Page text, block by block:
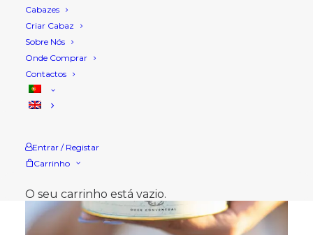
Cabazes
Criar Cabaz
Sobre Nós
Onde Comprar
Contactos
Entrar / Registar
Carrinho
O seu carrinho está vazio.